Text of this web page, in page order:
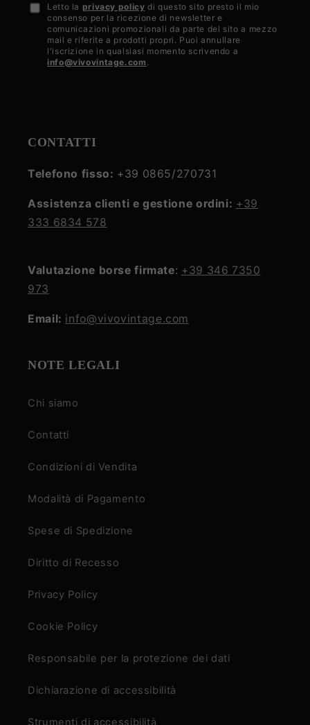
Accetto
privacy
policy
Letto la privacy policy di questo sito presto il mio
consenso per la ricezione di newsletter e
comunicazioni promozionali da parte del sito a mezzo
mail e riferite a prodotti propri. Puoi annullare
l'iscrizione in qualsiasi momento scrivendo a
info@vivovintage.com .
CONTATTI
Telefono fisso: +39 0865/270731
Assistenza clienti e gestione ordini: +39
333 6834 578
Valutazione borse firmate: +39 346 7350
973
Email: info@vivovintage.com
NOTE LEGALI
Chi siamo
Contatti
Condizioni di Vendita
Modalità di Pagamento
Spese di Spedizione
Diritto di Recesso
Privacy Policy
Cookie Policy
Responsabile per la protezione dei dati
Dichiarazione di accessibilità
Strumenti di accessibilità